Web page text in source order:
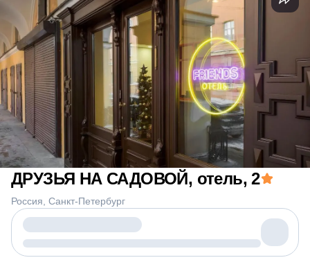
ДРУЗЬЯ НА САДОВОЙ, отель, 2
Россия Санкт-Петербург